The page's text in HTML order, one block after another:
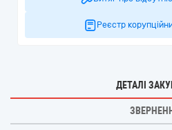
Реєстр
ДЕТАЛІ